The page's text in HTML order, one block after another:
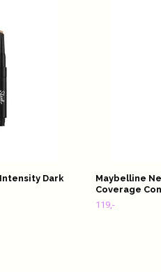
Dark
Maybelline
Coverage
119,-